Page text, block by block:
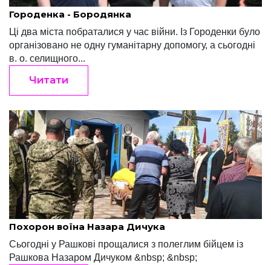
Редакція "Край" Травень 20, 2022
Городенка - Бородянка
Ці два міста побраталися у час війни. Із Городенки було
організовано не одну гуманітарну допомогу, а сьогодні
в. о. селищного...
Читати
Редакція "Край" Травень 11, 2022
Похорон воїна Назара Дичука
Сьогодні у Рашкові прощалися з полеглим бійцем із
Рашкова Назаром Дичуком &nbsp; &nbsp;